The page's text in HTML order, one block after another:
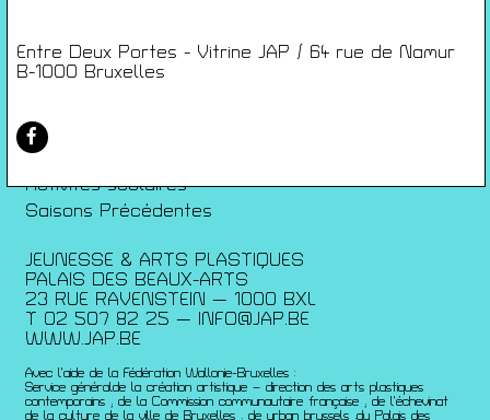
Entre Deux Portes - Vitrine JAP / 64 rue de Namur
B-1000 Bruxelles
Rencontres
Architecture + Film
Artists Print
Voyages
Activités scolaires
Saisons Précédentes
JEUNESSE & ARTS PLASTIQUES
PALAIS DES BEAUX-ARTS
23 RUE RAVENSTEIN — 1000 BXL
T 02 507 82 25 —
INFO@JAP.BE
WWW.JAP.BE
Avec l’aide de la Fédération Wallonie-Bruxelles :
Service généralde la création artistique – direction des arts plastiques
contemporains ; de la Commission communautaire française ; de l’échevinat
de la culture de la ville de Bruxelles ; de urban brussels ;du Palais des